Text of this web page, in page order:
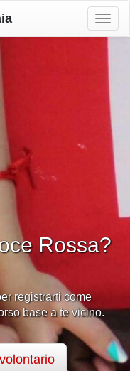
Rossa?
registrarti come
base a te vicino.